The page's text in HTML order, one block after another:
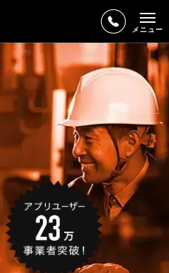
メニュー